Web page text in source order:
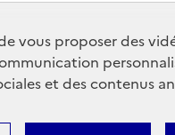
vous proposer des
et des contenus